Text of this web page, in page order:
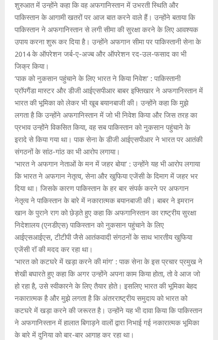
शुरुआत में उन्होंने कहा कि वह अफगानिस्तान में उभरती स्थिति और
पाकिस्तान के आगामी खतरों पर आज बात करने वाले हैं। उन्होंने बताया कि
पाकिस्तान ने अफगानिस्तान से लगी सीमा की सुरक्षा करने के लिए आवश्यक
उपाय करना शुरू कर दिया है। उन्होंने अफगान सीमा पर पाकिस्तानी सेना के
2014 के ऑपरेशन जर्ब-ए-अज्ब और ऑपरेशन रद-उल-फसाद का भी
जिक्र किया।
‘पाक को नुकसान पहुंचाने के लिए भारत ने किया निवेश’ : पाकिस्तानी
प्रॉपगैंडा मास्टर और डीजी आईएसपीआर बाबर इफ्तिखार ने अफगानिस्तान में
भारत की भूमिका को लेकर भी खूब बयानबाजी की। उन्होंने कहा कि मुझे
लगता है कि उन्होंने अफगानिस्तान में जो भी निवेश किया और जिस तरह का
प्रभाव उन्होंने विकसित किया, वह सब पाकिस्तान को नुकसान पहुंचाने के
इरादे से किया गया था। पाक सेना के डीजी आईएसपीआर ने भारत पर आतंकी
संगठनों के सांठ-गांठ का भी आरोप लगाया।
‘भारत ने अफगान नेताओं के मन में जहर बोया’ : उन्होंने यह भी आरोप लगाया
कि भारत ने अफगान नेतृत्व, सेना और खुफिया एजेंसी के दिमाग में जहर भर
दिया था। जिसके कारण पाकिस्तान के हर बार संपर्क करने पर अफगान
नेतृत्व ने पाकिस्तान के बारे में नकारात्मक बयानबाजी की। बाबर ने इमरान
खान के पुराने राग को छेड़ते हुए कहा कि अफगानिस्तान का राष्ट्रीय सुरक्षा
निदेशालय (एनडीएस) पाकिस्तान को नुकसान पहुंचाने के लिए
आईएसआईएस, टीटीपी जैसे आतंकवादी संगठनों के साथ भारतीय खुफिया
एजेंसी रॉ की मदद कर रहा था।
‘भारत को कटघरे में खड़ा करने की मांग’ : पाक सेना के इस प्रचार प्रमुख ने
शेखी बघारते हुए कहा कि अगर उन्होंने अपना काम किया होता, तो वे आज जो
हो रहा है, उसे स्वीकारने के लिए तैयार होते। इसलिए भारत की भूमिका बेहद
नकारात्मक है और मुझे लगता है कि अंतरराष्ट्रीय समुदाय को भारत को
कटघरे में खड़ा करने की जरूरत है। उन्होंने यह भी दावा किया कि पाकिस्तान
ने अफगानिस्तान में हालात बिगाड़ने वालों द्वारा निभाई गई नकारात्मक भूमिका
के बारे में दुनिया को बार-बार आगाह कर रहा था।